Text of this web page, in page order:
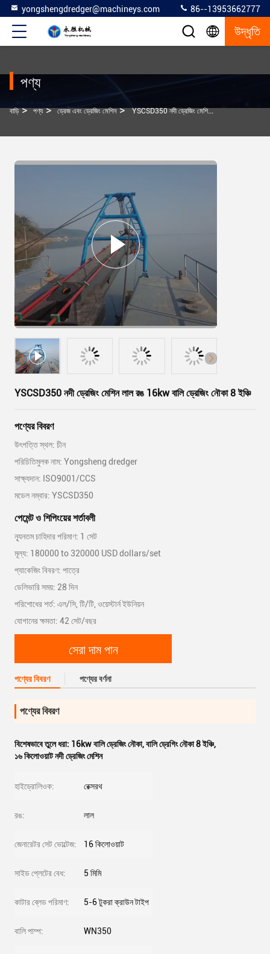
yongshengdredger@machineys.com 86--13953662777
উদ্ধৃতি
পণ্য
বাড়ি > পণ্য > ড্রেজ এবং ড্রেজিং মেশিন > YSCSD350 নদী ড্রেজিং মেশিন লাল রঙ 16kw বালি ড্রেজিং নৌকা 8 ইঞ্চি
YSCSD350 নদী ড্রেজিং মেশিন লাল রঙ 16kw বালি ড্রেজিং নৌকা 8 ইঞ্চি
পণ্যের বিবরণ
উৎপত্তি স্থল: চীন
পরিচিতিমুলক নাম: Yongsheng dredger
সাক্ষ্যদান: ISO9001/CCS
মডেল নম্বার: YSCSD350
পেমেন্ট ও শিপিংয়ের শর্তাবলী
ন্যূনতম চাহিদার পরিমাণ: 1 সেট
মূল্য: 180000 to 320000 USD dollars/set
প্যাকেজিং বিবরণ: পাত্রে
ডেলিভারি সময়: 28 দিন
পরিশোধের শর্ত: এল/সি, টি/টি, ওয়েস্টার্ন ইউনিয়ন
যোগানের ক্ষমতা: 42 সেট/বছর
সেরা দাম পান
পণ্যের বিবরণ পণ্যের বর্ণনা
পণ্যের বিবরণ
বিশেষভাবে তুলে ধরা: 16kw বালি ড্রেজিং নৌকা,বালি ড্রেগিং নৌকা 8 ইঞ্চি,
১৬ কিলোওয়াট নদী ড্রেজিং মেশিন
হাইড্রোলিওক: রেক্সরথ
রঙ: লাল
জেনারেটর সেট ভোল্টেজ: 16 কিলোওয়াট
সাইড প্লেটের বেধ: 5 মিমি
কাটার ব্লেড পরিমাণ: 5-6 টুকরা ক্রাউন টাইপ
বালি পাম্প: WN350